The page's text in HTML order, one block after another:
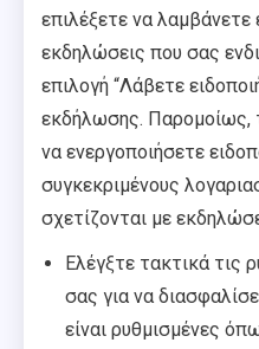
επιλέξετε να λαμβάνετε
εκδηλώσεις που σας
επιλογή “Λάβετε
εκδήλωσης. Παρομοίως,
να ενεργοποιήσετε
συγκεκριμένους
σχετίζονται με
Ελέγξτε τακτικά τις
σας για να
είναι ρυθμισμένες